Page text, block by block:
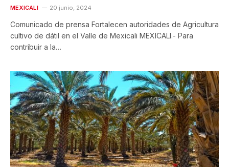
MEXICALI 20 junio, 2024
Comunicado de prensa Fortalecen autoridades de Agricultura
cultivo de dátil en el Valle de Mexicali MEXICALI.- Para
contribuir a la…